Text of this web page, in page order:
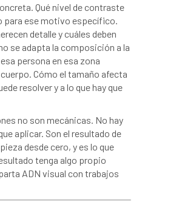
Qué nivel de contraste
para ese motivo específico.
detalle y cuáles deben
se adapta la composición a la
persona en esa zona
Cómo el tamaño afecta
resolver y a lo que hay que
no son mecánicas. No hay
aplicar. Son el resultado de
desde cero, y es lo que
tenga algo propio
ADN visual con trabajos